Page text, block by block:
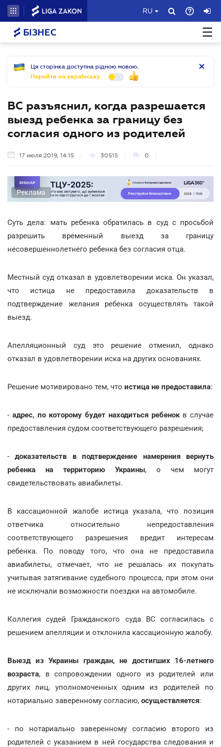
RU
БІЗНЕС
Ця сторінка доступна рідною мовою.
Перейти на українську
ВС разъяснил, когда разрешается
выезд ребенка за границу без
согласия одного из родителей
17 июля 2019, 14:15 30515 0
Реклама
Суть дела: мать ребенка обратилась в суд с просьбой
разрешить временный выезд за границу
несовершеннолетнего ребенка без согласия отца.
Местный суд отказал в удовлетворении иска. Он указал,
что истица не предоставила доказательств в
подтверждение желания ребенка осуществлять такой
выезд.
Апелляционный суд это решение отменил, однако
отказал в удовлетворении иска на других основаниях.
Решение мотивировано тем, что истица не предоставила:
- адрес, по которому будет находиться ребенокв случае
предоставления судом соответствующего разрешения;
-доказательств в подтверждение намерения вернуть
ребенка на территорию Украины, о чем могут
свидетельствовать авиабилеты.
В кассационной жалобе истица указала, что позиция
ответчика относительно непредоставления
соответствующего разрешения вредит интересам
ребенка. По поводу того, что она не предоставила
авиабилеты, отмечает, что не решалась их покупать
учитывая затягивание судебного процесса, при этом они
не исключали возможности поездки на автомобиле.
Коллегия судей Гражданского суда ВС согласилась с
решением апелляции и отклонила кассационную жалобу.
Выезд из Украины граждан, не достигших 16-летнего
возраста, в сопровождении одного из родителей или
других лиц, уполномоченных одним из родителей по
нотариально заверенному согласию, осуществляется:
- по нотариально заверенному согласию второго из
родителей с указанием в ней государства следования и